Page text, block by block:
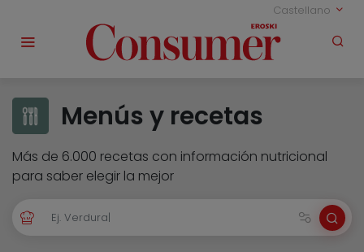
Castellano
Menús y recetas
Más de 6.000 recetas con información nutricional
para saber elegir la mejor